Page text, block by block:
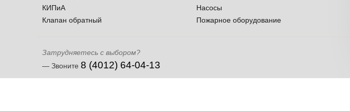
КИПиА
Клапан обратный
Насосы
Пожарное оборудование
Затрудняетесь с выбором?
— Звоните 8 (4012) 64-04-13